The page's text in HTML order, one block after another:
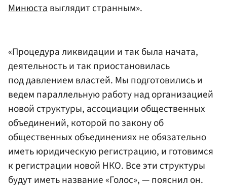
Минюставыглядит странным».
«Процедура ликвидации и так была начата,
деятельность и так приостановилась
под давлением властей. Мы подготовились и
ведем параллельную работу над организацией
новой структуры, ассоциации общественных
объединений, которой по закону об
общественных объединениях не обязательно
иметь юридическую регистрацию, и готовимся
к регистрации новой НКО. Все эти структуры
будут иметь название «Голос», — пояснил он.